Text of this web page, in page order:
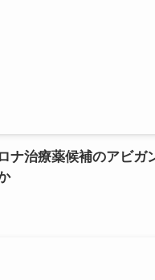
ナ治療薬候補のアビガ